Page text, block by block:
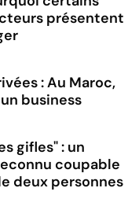
présentent
: Au Maroc,
business
gifles" : un
coupable
deux personnes